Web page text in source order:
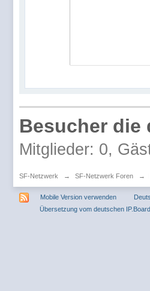
Besucher die
Mitglieder: 0,
SF-Netzwerk → SF-Netzwerk Foren →
Mobile Version verwenden
Übersetzung vom deutschen